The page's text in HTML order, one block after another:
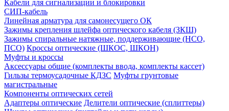
Кабели для сигнализации и блокировки
СИП-кабель
Линейная арматура для самонесущего ОК
Зажимы крепления шлейфа оптического кабеля (ЗКШ)
Зажимы спиральные натяжные, поддерживающие (НСО,
ПСО) Кроссы оптические (ШКОС, ШКОН)
Муфты и кроссы
Аксессуары общие (комплекты ввода, комплекты кассет)
Гильзы термоусадочные КДЗС Муфты грунтовые
магистральные
Компоненты оптических сетей
Адаптеры оптические Делители оптические (сплиттеры)